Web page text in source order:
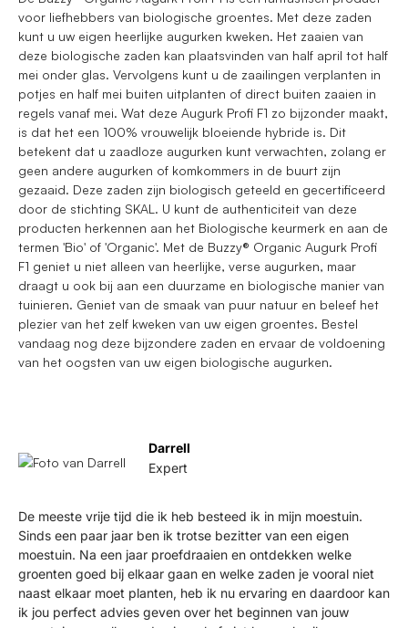
voor liefhebbers van biologische groentes. Met deze zaden
kunt u uw eigen heerlijke augurken kweken. Het zaaien van
deze biologische zaden kan plaatsvinden van half april tot half
mei onder glas. Vervolgens kunt u de zaailingen verplanten in
potjes en half mei buiten uitplanten of direct buiten zaaien in
regels vanaf mei. Wat deze Augurk Profi F1 zo bijzonder maakt,
is dat het een 100% vrouwelijk bloeiende hybride is. Dit
betekent dat u zaadloze augurken kunt verwachten, zolang er
geen andere augurken of komkommers in de buurt zijn
gezaaid. Deze zaden zijn biologisch geteeld en gecertificeerd
door de stichting SKAL. U kunt de authenticiteit van deze
producten herkennen aan het Biologische keurmerk en aan de
termen 'Bio' of 'Organic'. Met de Buzzy® Organic Augurk Profi
F1 geniet u niet alleen van heerlijke, verse augurken, maar
draagt u ook bij aan een duurzame en biologische manier van
tuinieren. Geniet van de smaak van puur natuur en beleef het
plezier van het zelf kweken van uw eigen groentes. Bestel
vandaag nog deze bijzondere zaden en ervaar de voldoening
van het oogsten van uw eigen biologische augurken.
Darrell
Expert
De meeste vrije tijd die ik heb besteed ik in mijn moestuin.
Sinds een paar jaar ben ik trotse bezitter van een eigen
moestuin. Na een jaar proefdraaien en ontdekken welke
groenten goed bij elkaar gaan en welke zaden je vooral niet
naast elkaar moet planten, heb ik nu ervaring en daardoor kan
ik jou perfect advies geven over het beginnen van jouw